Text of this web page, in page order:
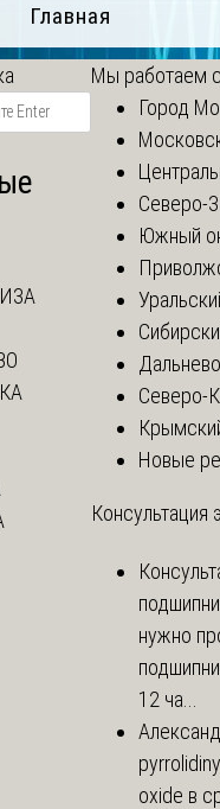
Главная
Мы работаем
Город
Северо-
Южный
Северо-
Новые
Консультация
нужно
12 ча...
oxide в